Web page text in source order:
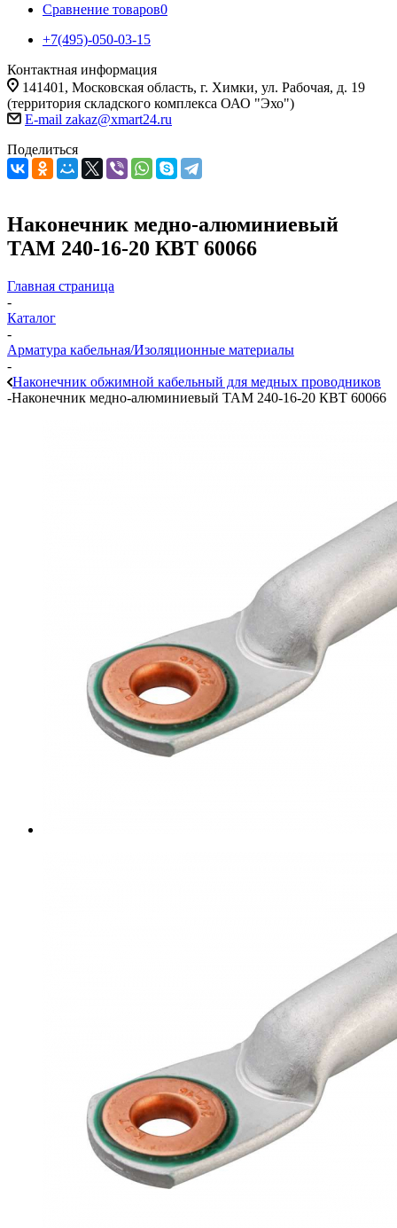
Сравнение товаров0
+7(495)-050-03-15
Контактная информация
141401, Московская область, г. Химки, ул. Рабочая, д. 19
(территория складского комплекса ОАО "Эхо")
E-mail zakaz@xmart24.ru
Поделиться
Наконечник медно-алюминиевый
ТАМ 240-16-20 КВТ 60066
Главная страница
-
Каталог
-
Арматура кабельная/Изоляционные материалы
-
Наконечник обжимной кабельный для медных проводников
-Наконечник медно-алюминиевый ТАМ 240-16-20 КВТ 60066